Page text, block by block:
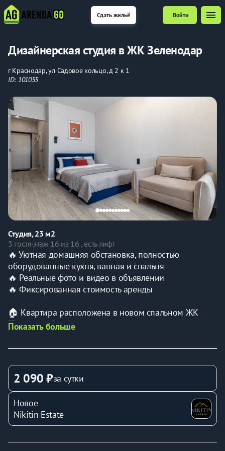
Сдать жильё Войти menu
Дизайнерская студия в ЖК Зеленодар
г Краснодар, ул Садовое кольцо, д 2 к 1
ID: 101055
Студия, 23 м2
3 гостя·этаж 16 из 16 , есть лифт
🔥 Уютная домашняя обстановка, полностью
оборудованные кухня, ванная и спальня
🔥 Реальные фото и видео в объявлении
🔥 Фиксированная стоимость аренды
🏠 Квартира расположена в новом спальном ЖК
"Зеленодар"
- Магазины, парковка, больница, детские площадки в
🛏️ Квартира оборудована всем необходимым для
комфортного проживания:
- Кухонными принадлежностями;
- Гигиеническими индивидуальные наборами;
- Чистым и свежим постельным бельем;
- Бытовыми приборами;
- Комплектом по уходу за одеждой;
Показать больше
2 090 ₽за сутки
Новое
Nikitin Estate